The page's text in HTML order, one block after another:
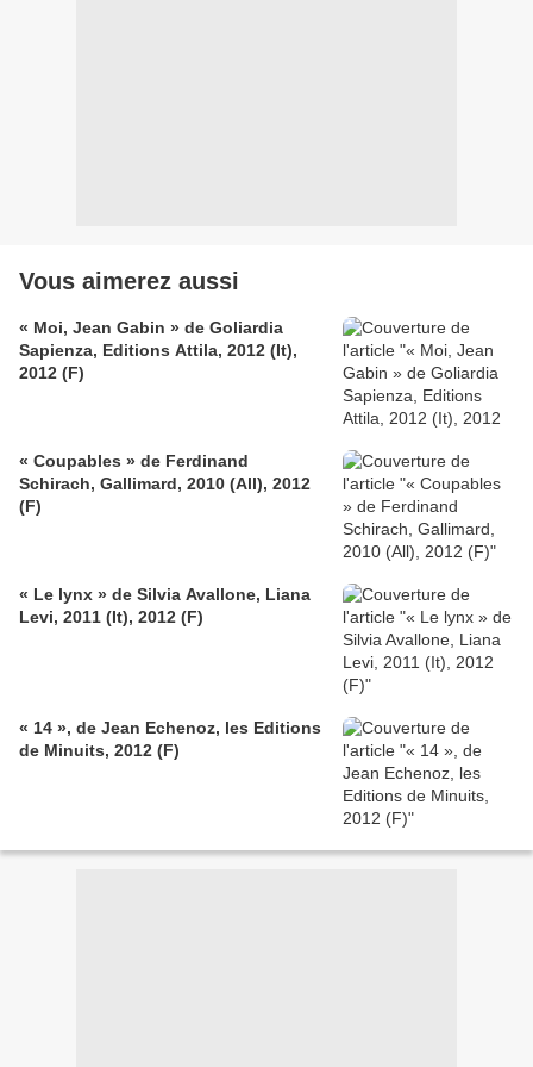
Vous aimerez aussi
« Moi, Jean Gabin » de Goliardia
Sapienza, Editions Attila, 2012 (It),
2012 (F)
« Coupables » de Ferdinand
Schirach, Gallimard, 2010 (All), 2012
(F)
« Le lynx » de Silvia Avallone, Liana
Levi, 2011 (It), 2012 (F)
« 14 », de Jean Echenoz, les Editions
de Minuits, 2012 (F)